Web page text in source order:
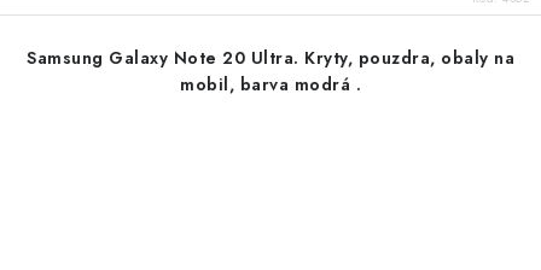
Samsung Galaxy Note 20 Ultra. Kryty, pouzdra, obaly na
mobil, barva modrá .